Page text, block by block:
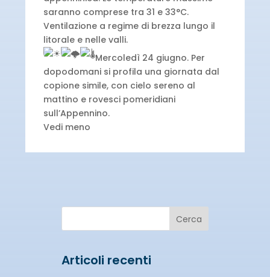
saranno comprese tra 31 e 33°C.
Ventilazione a regime di brezza lungo il
litorale e nelle valli.
Mercoledì 24 giugno. Per
dopodomani si profila una giornata dal
copione simile, con cielo sereno al
mattino e rovesci pomeridiani
sull’Appennino.
Vedi meno
Cerca
Articoli recenti